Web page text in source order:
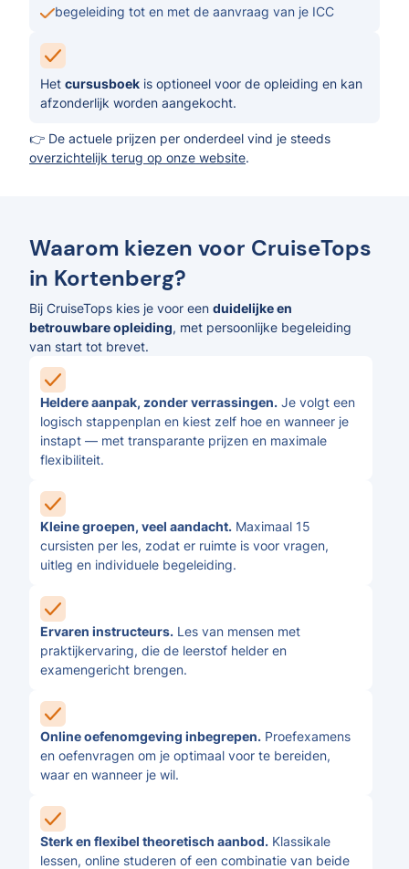
begeleiding tot en met de aanvraag van je ICC
Het cursusboek is optioneel voor de opleiding en kan
afzonderlijk worden aangekocht.
👉 De actuele prijzen per onderdeel vind je steeds
overzichtelijk terug op onze website.
Waarom kiezen voor CruiseTops
in Kortenberg?
Bij CruiseTops kies je voor een duidelijke en
betrouwbare opleiding, met persoonlijke begeleiding
van start tot brevet.
Heldere aanpak, zonder verrassingen. Je volgt een
logisch stappenplan en kiest zelf hoe en wanneer je
instapt — met transparante prijzen en maximale
flexibiliteit.
Kleine groepen, veel aandacht. Maximaal 15
cursisten per les, zodat er ruimte is voor vragen,
uitleg en individuele begeleiding.
Ervaren instructeurs. Les van mensen met
praktijkervaring, die de leerstof helder en
examengericht brengen.
Online oefenomgeving inbegrepen. Proefexamens
en oefenvragen om je optimaal voor te bereiden,
waar en wanneer je wil.
Sterk en flexibel theoretisch aanbod. Klassikale
lessen, online studeren of een combinatie van beide